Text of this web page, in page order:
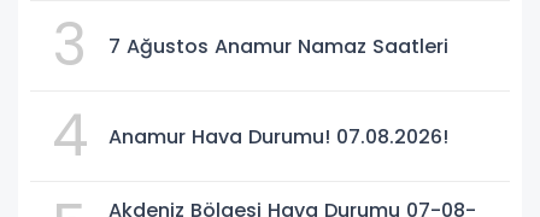
3 7 Ağustos Anamur Namaz Saatleri
4 Anamur Hava Durumu! 07.08.2026!
Akdeniz Bölgesi Hava Durumu 07-08-